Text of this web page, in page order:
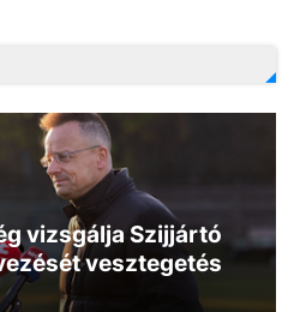
vizsgálja Szijjártó
vesztegetés